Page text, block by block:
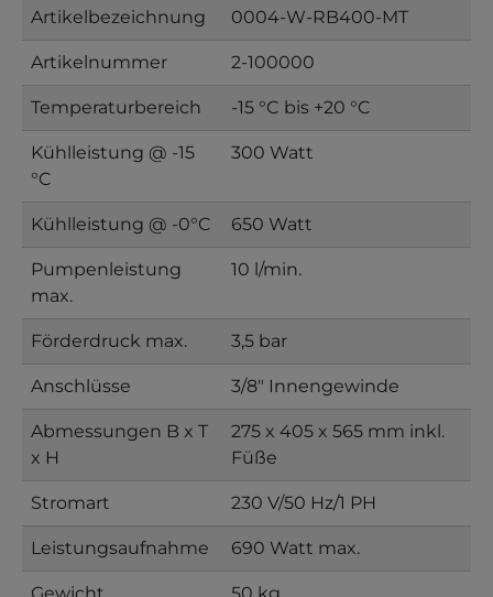
Artikelbezeichnung 0004-W-RB400-MT
Artikelnummer 2-100000
Temperaturbereich -15 °C bis +20 °C
Kühlleistung @ -15
°C
300 Watt
Kühlleistung @ -0°C 650 Watt
Pumpenleistung
max.
10 l/min.
Förderdruck max. 3,5 bar
Anschlüsse 3/8" Innengewinde
Abmessungen B x T
x H
275 x 405 x 565 mm inkl.
Füße
Stromart 230 V/50 Hz/1 PH
Leistungsaufnahme 690 Watt max.
Gewicht 50 kg